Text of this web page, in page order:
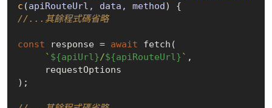
c (apiRouteUrl, data, method )
//...其餘程式碼省略
const response = await fetch(
` ${apiUrl}/${apiRouteUrl} ` ,
);